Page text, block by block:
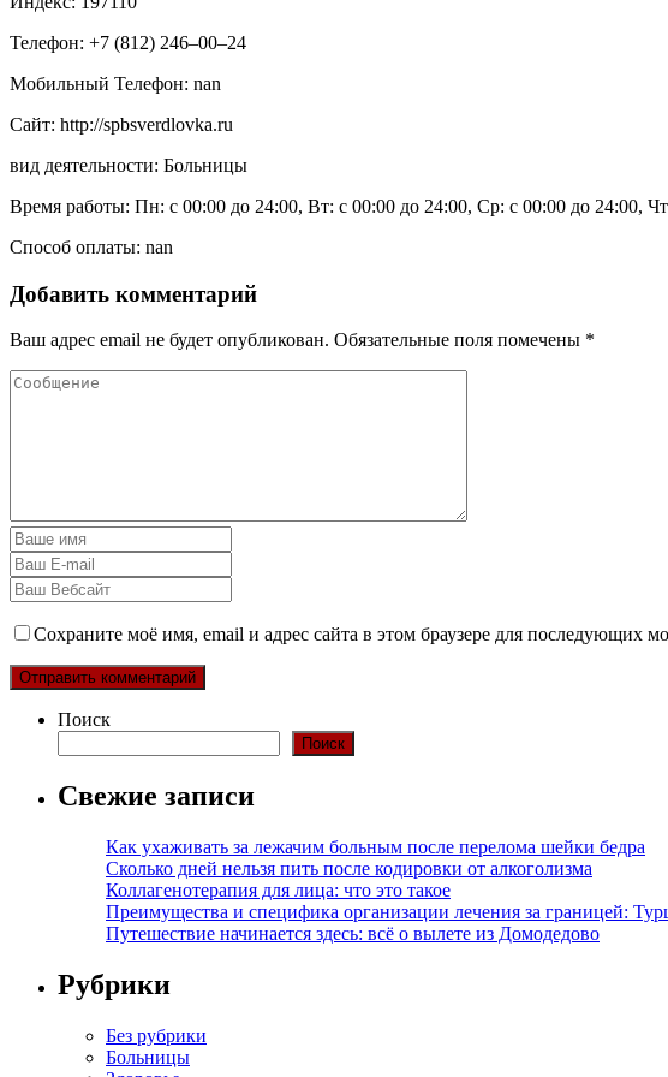
Телефон: +7 (812) 246‒00‒24
Мобильный Телефон: nan
Сайт: http://spbsverdlovka.ru
вид деятельности: Больницы
Время работы: Пн: с 00:00 до 24:00, Вт: с 00:00 до 24:00, Ср: с 00:00 до 24:00,
Способ оплаты: nan
Добавить комментарий
Ваш адрес email не будет опубликован. Обязательные поля помечены *
Сохраните моё имя, email и адрес сайта в этом браузере для последующих
Поиск
Поиск
Свежие записи
Как ухаживать за лежачим больным после перелома шейки бедра
Сколько дней нельзя пить после кодировки от алкоголизма
Коллагенотерапия для лица: что это такое
Преимущества и специфика организации лечения за границей:
Путешествие начинается здесь: всё о вылете из Домодедово
Рубрики
Без рубрики
Больницы